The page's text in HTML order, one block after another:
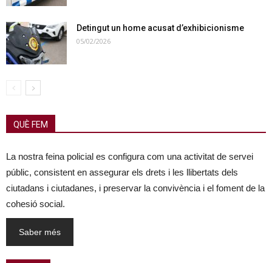
Detingut un home acusat d’exhibicionisme
05/02/2026
QUÈ FEM
La nostra feina policial es configura com una activitat de servei
públic, consistent en assegurar els drets i les llibertats dels
ciutadans i ciutadanes, i preservar la convivència i el foment de la
cohesió social.
Saber més